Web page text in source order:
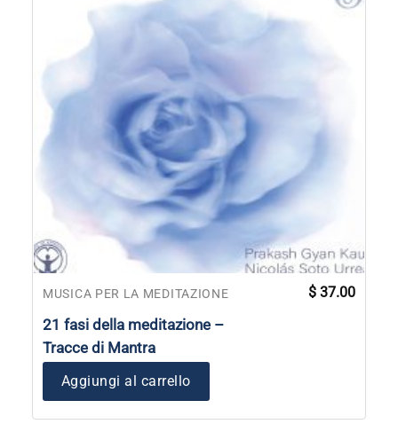
MUSICA PER LA MEDITAZIONE
21 fasi della meditazione –
Tracce di Mantra
$ 37.00
Aggiungi al carrello